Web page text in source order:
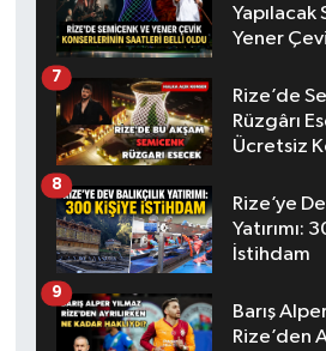
Yapılacak
Yener
Belli Oldu
Rize’de
Rüzgârı
Ücretsiz
7
Rize’ye
Yatırımı:
İstihdam
8
Barış
Rize’den
9